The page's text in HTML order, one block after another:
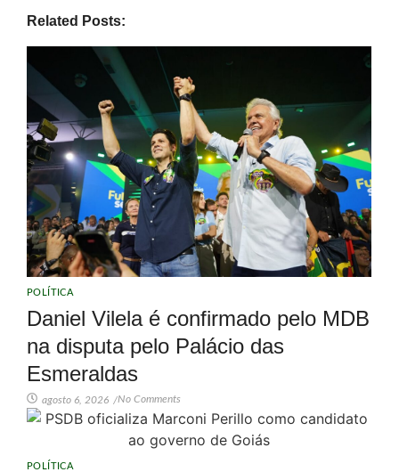
Related Posts:
POLÍTICA
Daniel Vilela é confirmado pelo MDB
na disputa pelo Palácio das
Esmeraldas
agosto 6, 2026 /No Comments
POLÍTICA